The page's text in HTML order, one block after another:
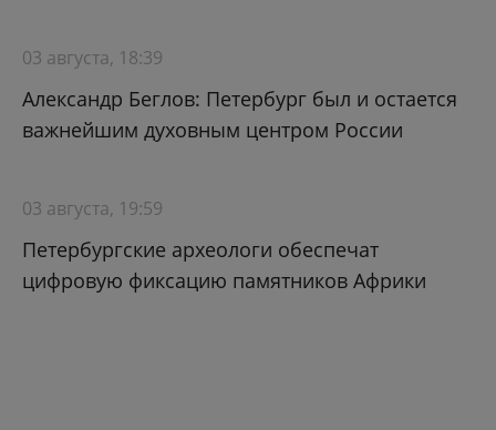
03 августа, 18:39
Александр Беглов: Петербург был и остается
важнейшим духовным центром России
03 августа, 19:59
Петербургские археологи обеспечат
цифровую фиксацию памятников Африки